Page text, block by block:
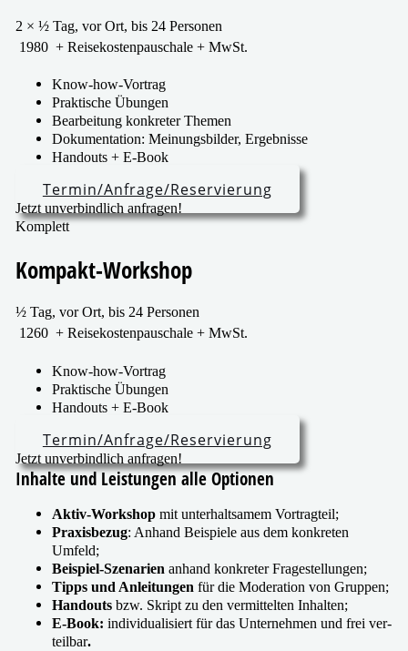
2 × ½ Tag, vor Ort, bis 24 Personen
1980 + Reisekostenpauschale + MwSt.
Know-how-Vortrag
Praktische Übungen
Bearbeitung kon­kre­ter Themen
Dokumentation: Meinungsbilder, Ergebnisse
Handouts + E‑Book
Termin/​Anfrage/​Reservierung
Jetzt unver­bind­lich anfragen!
Komplett
Kompakt-Workshop
½ Tag, vor Ort, bis 24 Personen
1260 + Reisekostenpauschale + MwSt.
Know-how-Vortrag
Praktische Übungen
Handouts + E‑Book
Termin/​Anfrage/​Reservierung
Jetzt unver­bind­lich anfragen!
Inhalte und Leistungen alle Optionen
Aktiv-Workshopmit unter­halt­sa­mem Vortragteil;
Praxisbezug: Anhand Beispiele aus dem kon­kre­ten
Umfeld;
Beispiel-Szenarien anhand kon­kre­ter Fragestellungen;
Tipps und Anleitungen für die Moderation von Gruppen;
Handoutsbzw. Skript zu den ver­mit­tel­ten Inhalten;
E‑Book: indi­vi­dua­li­siert für das Unternehmen und frei ver­
teil­bar.